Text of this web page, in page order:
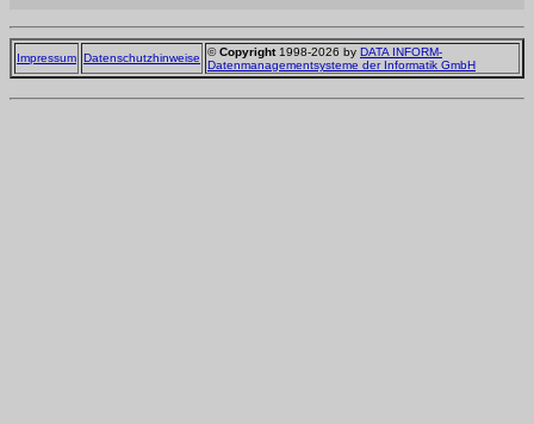
Impressum Datenschutzhinweise ©Copyright1998-2026 by DATA INFORM-
Datenmanagementsysteme der Informatik GmbH